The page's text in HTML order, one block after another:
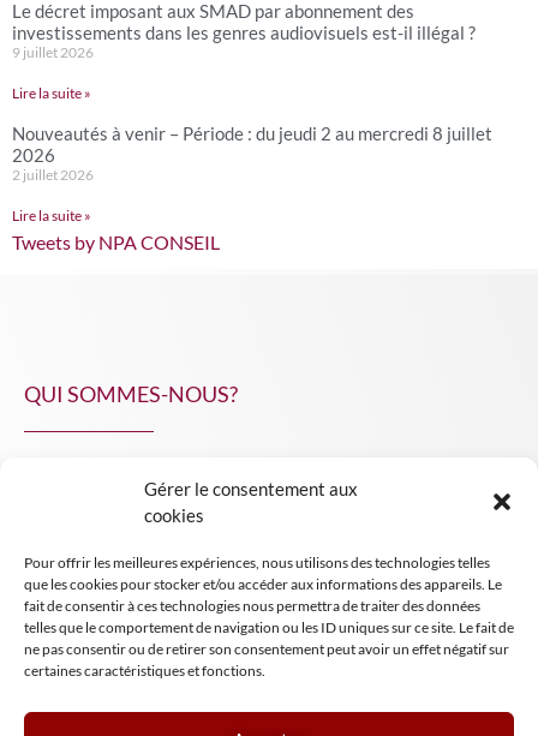
Gérer le consentement aux
cookies
Pour offrir les meilleures expériences, nous utilisons des technologies telles
que les cookies pour stocker et/ou accéder aux informations des appareils. Le
fait de consentir à ces technologies nous permettra de traiter des données
telles que le comportement de navigation ou les ID uniques sur ce site. Le fait de
ne pas consentir ou de retirer son consentement peut avoir un effet négatif sur
certaines caractéristiques et fonctions.
Le décret imposant aux SMAD par abonnement des
investissements dans les genres audiovisuels est-il illégal ?
9 juillet 2026
Lire la suite »
Nouveautés à venir – Période : du jeudi 2 au mercredi 8 juillet
2026
2 juillet 2026
Lire la suite »
Tweets by NPA CONSEIL
QUI SOMMES-NOUS?
INSIGHT NPA